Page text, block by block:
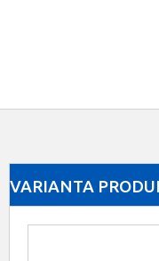
VARIANTA